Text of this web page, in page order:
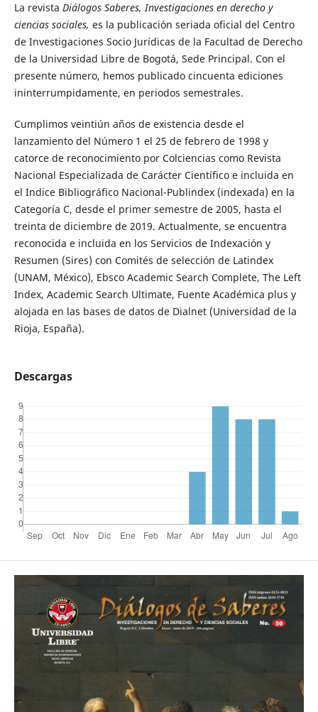
La revista Diálogos Saberes, Investigaciones en derecho y
ciencias sociales, es la publicación seriada oficial del Centro
de Investigaciones Socio Jurídicas de la Facultad de Derecho
de la Universidad Libre de Bogotá, Sede Principal. Con el
presente número, hemos publicado cincuenta ediciones
ininterrumpidamente, en periodos semestrales.
Cumplimos veintiún años de existencia desde el
lanzamiento del Número 1 el 25 de febrero de 1998 y
catorce de reconocimiento por Colciencias como Revista
Nacional Especializada de Carácter Científico e incluida en
el Indice Bibliográfico Nacional-Publindex (indexada) en la
Categoría C, desde el primer semestre de 2005, hasta el
treinta de diciembre de 2019. Actualmente, se encuentra
reconocida e incluida en los Servicios de Indexación y
Resumen (Sires) con Comités de selección de Latindex
(UNAM, México), Ebsco Academic Search Complete, The Left
Index, Academic Search Ultimate, Fuente Académica plus y
alojada en las bases de datos de Dialnet (Universidad de la
Rioja, España).
Descargas